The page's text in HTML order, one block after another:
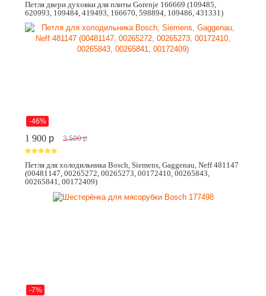
Петля двери духовки для плиты Gorenje 166669 (109485,
620993, 109484, 419493, 166670, 598894, 109486, 431331)
-46%
1 900 p 3 500 p
Петля для холодильника Bosch, Siemens, Gaggenau, Neff 481147
(00481147, 00265272, 00265273, 00172410, 00265843,
00265841, 00172409)
-7%